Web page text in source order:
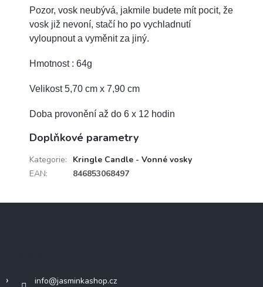
Pozor, vosk neubývá, jakmile budete mít pocit, že
vosk již nevoní, stačí ho po vychladnutí
vyloupnout a vyměnit za jiný.
Hmotnost : 64g
Velikost 5,70 cm x 7,90 cm
Doba provonění až do 6 x 12 hodin
Doplňkové parametry
Kategorie:
Kringle Candle - Vonné vosky
EAN: 846853068497
info@jasminkashop.cz